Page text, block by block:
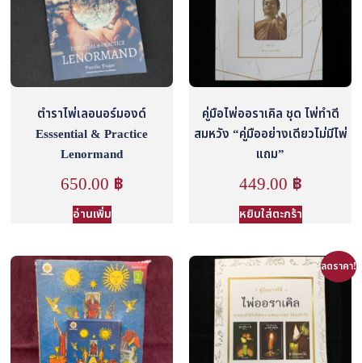
ตำราไพ่เลอนอร์มองด์
Esssential & Practice
Lenormand
650.00 ฿
อ่านเพิ่ม
คู่มือไพ่ออราเคิล ชุด ไพ่ทำดี
สมหวัง “คู่มืออย่างเดียวไม่มีไพ่
แถม”
449.00 ฿
หยิบใส่ตะกร้า
ลดราคา!